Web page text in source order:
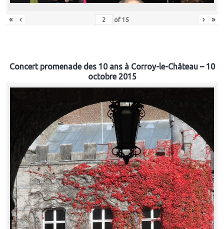
« ‹ of 15 › »
Concert promenade des 10 ans à Corroy-le-Château – 10
octobre 2015